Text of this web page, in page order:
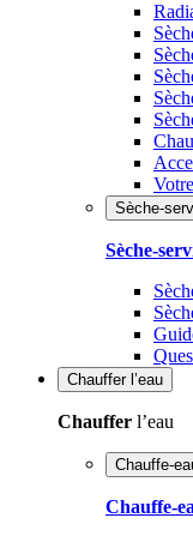
Sèche-
Sèche-
Chauffer l’eau
Chauffer l’eau
Chauffe-
Chauffe-